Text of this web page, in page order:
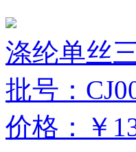
涤纶单丝
批号：
价格：￥